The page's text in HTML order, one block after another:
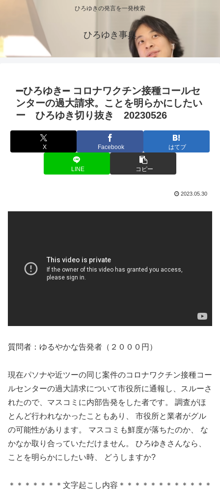
ひろゆきの発言を一発検索
ひろゆき事典
➖ひろゆき➖ コロナワクチン接種コールセ
ンターの過大請求。ことを明らかにしたい
ー ひろゆき切り抜き 20230526
X Facebook はてブ
LINE コピー
2023.05.30
質問者：ゆるやかな告発者（２０００円）
現在パソナや近ツーの同じ案件のコロナワクチン接種コー
ルセンターの過大請求について市役所に通報し、スルーさ
れたので、マスコミに内部告発をした者です。 調査がほ
とんど行われなかったこともあり、 市役所と業者がグル
の可能性があります。 マスコミも鮮度が落ちたのか、 な
かなか取り合っていただけません。 ひろゆきさんなら、
ことを明らかにしたい時、 どうしますか?
＊＊＊＊＊＊＊文字起こし内容＊＊＊＊＊＊＊＊＊＊＊＊